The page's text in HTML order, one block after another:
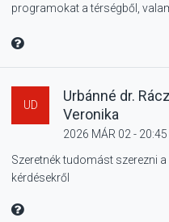
élményt
szabadtéri
a Skanzenben
KÖZÉLET
programokat a térségből,
Üdvözlettel: a Danubia Televízió
MIRE MONDTA
UD
Urbánné dr. Rácz
Veronika
2026 MÁR 02 - 20:45
Szeretnék tudomást szerezni
kérdésekről
MIRE MONDTA